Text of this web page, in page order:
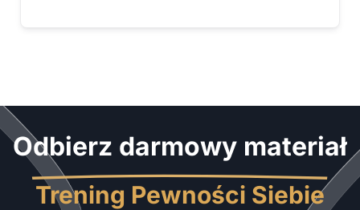
Odbierz darmowy materiał
Trening Pewności Siebie